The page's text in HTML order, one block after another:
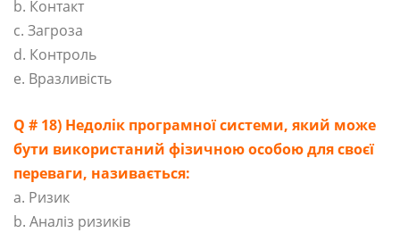
b. Контакт
c. Загроза
d. Контроль
e. Вразливість
Q # 18) Недолік програмної системи, який може
бути використаний фізичною особою для своєї
переваги, називається:
a. Ризик
b. Аналіз ризиків